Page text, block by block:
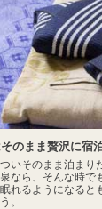
のまま贅沢に宿
いそのまま泊まり
なら、そんな時で
れるようになると
。